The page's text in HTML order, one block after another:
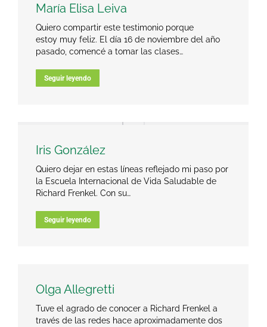
María Elisa Leiva
Quiero compartir este testimonio porque
estoy muy feliz. El día 16 de noviembre del año
pasado, comencé a tomar las clases…
Seguir leyendo
Iris González
Quiero dejar en estas líneas reflejado mi paso por
la Escuela Internacional de Vida Saludable de
Richard Frenkel. Con su…
Seguir leyendo
Olga Allegretti
Tuve el agrado de conocer a Richard Frenkel a
través de las redes hace aproximadamente dos